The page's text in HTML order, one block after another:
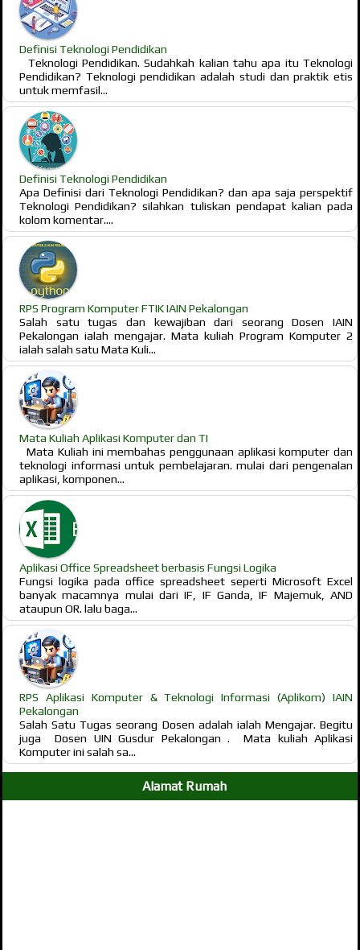
Definisi Teknologi Pendidikan
Teknologi Pendidikan. Sudahkah kalian tahu apa itu Teknologi
Pendidikan? Teknologi pendidikan adalah studi dan praktik etis
untuk memfasil...
Definisi Teknologi Pendidikan
Apa Definisi dari Teknologi Pendidikan? dan apa saja perspektif
Teknologi Pendidikan? silahkan tuliskan pendapat kalian pada
kolom komentar....
RPS Program Komputer FTIK IAIN Pekalongan
Salah satu tugas dan kewajiban dari seorang Dosen IAIN
Pekalongan ialah mengajar. Mata kuliah Program Komputer 2
ialah salah satu Mata Kuli...
Mata Kuliah Aplikasi Komputer dan TI
Mata Kuliah ini membahas penggunaan aplikasi komputer dan
teknologi informasi untuk pembelajaran. mulai dari pengenalan
aplikasi, komponen...
Aplikasi Office Spreadsheet berbasis Fungsi Logika
Fungsi logika pada office spreadsheet seperti Microsoft Excel
banyak macamnya mulai dari IF, IF Ganda, IF Majemuk, AND
ataupun OR. lalu baga...
RPS Aplikasi Komputer & Teknologi Informasi (Aplikom) IAIN
Pekalongan
Salah Satu Tugas seorang Dosen adalah ialah Mengajar. Begitu
juga Dosen UIN Gusdur Pekalongan . Mata kuliah Aplikasi
Komputer ini salah sa...
Alamat Rumah